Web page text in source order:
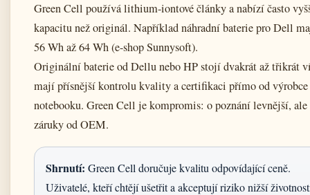
Green Cell používá lithium-iontové články a nabízí často
kapacitu než originál. Například náhradní baterie pro Dell
56 Wh až 64 Wh (e-shop Sunnysoft).
Originální baterie od Dellu nebo HP stojí dvakrát až třikrát
mají přísnější kontrolu kvality a certifikaci přímo od výrobce
notebooku. Green Cell je kompromis: o poznání levnější, ale
záruky od OEM.
Shrnutí: Green Cell doručuje kvalitu odpovídající ceně.
Uživatelé, kteří chtějí ušetřit a akceptují riziko nižší